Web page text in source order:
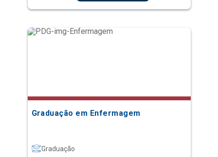
Graduação em Enfermagem
Graduação